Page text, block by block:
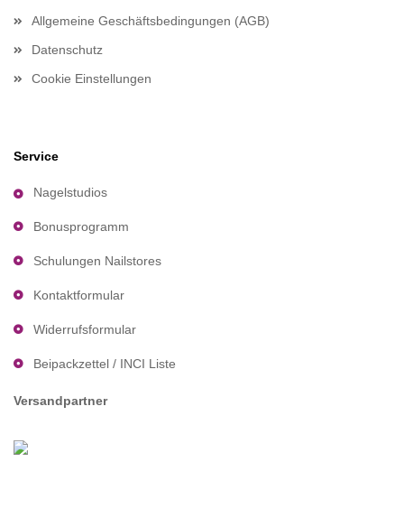
Allgemeine Geschäftsbedingungen (AGB)
Datenschutz
Cookie Einstellungen
Service
Nagelstudios
Bonusprogramm
Schulungen Nailstores
Kontaktformular
Widerrufsformular
Beipackzettel / INCI Liste
Versandpartner